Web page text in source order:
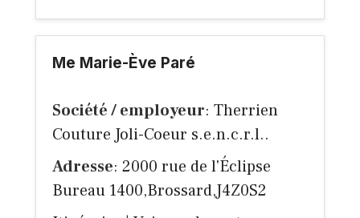
Me Marie-Ève Paré
Société / employeur: Therrien
Couture Joli-Coeur s.e.n.c.r.l..
Adresse: 2000 rue de l'Éclipse
Bureau 1400,Brossard,J4Z0S2